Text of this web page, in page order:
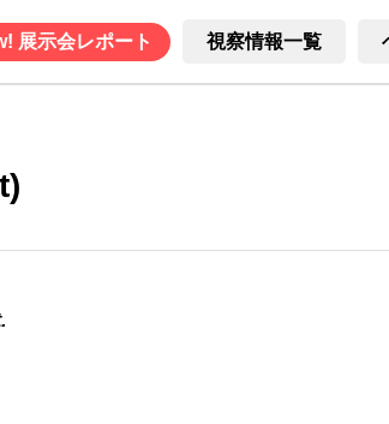
展示会レポート 視察情報一覧